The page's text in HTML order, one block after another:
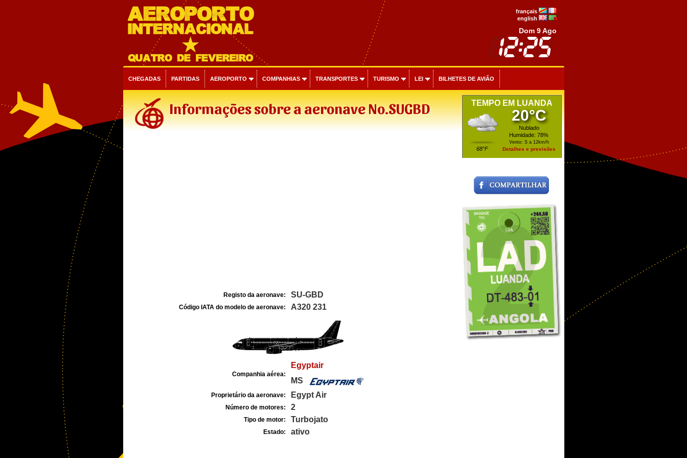
français
english
Dom 9 Ago
CHEGADAS PARTIDAS AEROPORTO COMPANHIAS TRANSPORTES TURISMO LEI BILHETES DE AVIÃO
Informações sobre a aeronave No.SUGBD
Registo da aeronave: SU-GBD
Código IATA do modelo de aeronave: A320 231
Companhia aérea:
Egyptair
MS
Proprietário da aeronave: Egypt Air
Número de motores: 2
Tipo de motor: Turbojato
Estado: ativo
TEMPO EM LUANDA
68°F
20°C
Nublado
Humidade: 78%
Vento: S a 12km/h
Detalhes e previsões